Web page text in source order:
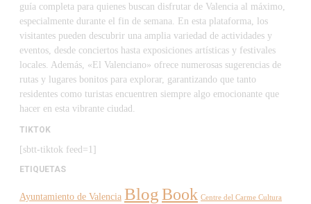
guía completa para quienes buscan disfrutar de Valencia al máximo,
especialmente durante el fin de semana. En esta plataforma, los
visitantes pueden descubrir una amplia variedad de actividades y
eventos, desde conciertos hasta exposiciones artísticas y festivales
locales. Además, «El Valenciano» ofrece numerosas sugerencias de
rutas y lugares bonitos para explorar, garantizando que tanto
residentes como turistas encuentren siempre algo emocionante que
hacer en esta vibrante ciudad.
TIKTOK
[sbtt-tiktok feed=1]
ETIQUETAS
Ayuntamiento de Valencia BlogBook Centre del Carme Cultura